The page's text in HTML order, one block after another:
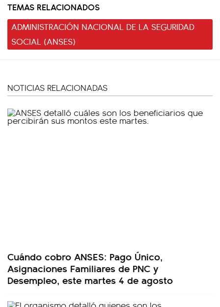
TEMAS RELACIONADOS
ADMINISTRACIÓN NACIONAL DE LA SEGURIDAD
SOCIAL (ANSES)
NOTICIAS RELACIONADAS
Cuándo cobro ANSES: Pago Único,
Asignaciones Familiares de PNC y
Desempleo, este martes 4 de agosto